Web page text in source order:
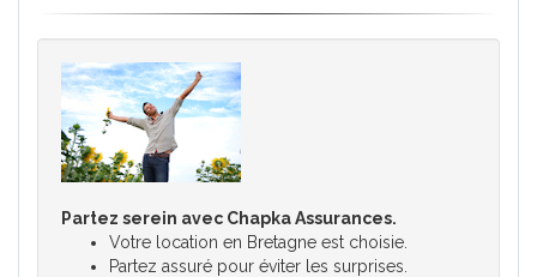
Partez serein avec Chapka Assurances.
Votre location en Bretagne est choisie.
Partez assuré pour éviter les surprises.